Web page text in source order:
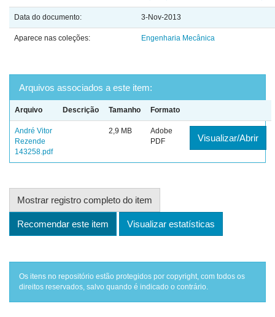
Data do documento: 3-Nov-2013
Aparece nas coleções: Engenharia Mecânica
Arquivos associados a este item:
Arquivo Descrição Tamanho Formato
André Vitor
Rezende
143258.pdf
2,9 MB
Adobe
PDF
Visualizar/Abrir
Mostrar registro completo do item
Recomendar este item Visualizar estatísticas
Os itens no repositório estão protegidos por copyright, com todos os
direitos reservados, salvo quando é indicado o contrário.